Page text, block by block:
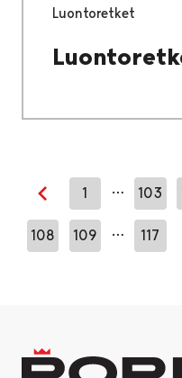
Luontoretket
Edellinen sivu
1 … 103
108 109 … 117